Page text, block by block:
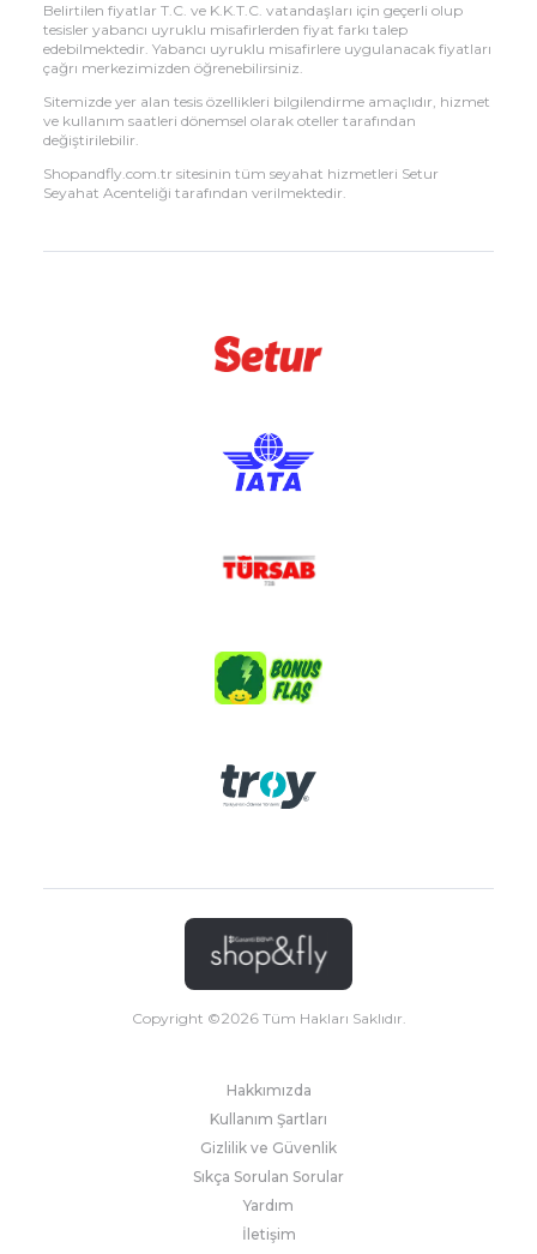
Belirtilen fiyatlar T.C. ve K.K.T.C. vatandaşları için geçerli olup
tesisler yabancı uyruklu misafirlerden fiyat farkı talep
edebilmektedir. Yabancı uyruklu misafirlere uygulanacak fiyatları
çağrı merkezimizden öğrenebilirsiniz.
Sitemizde yer alan tesis özellikleri bilgilendirme amaçlıdır, hizmet
ve kullanım saatleri dönemsel olarak oteller tarafından
değiştirilebilir.
Shopandfly.com.tr sitesinin tüm seyahat hizmetleri Setur
Seyahat Acenteliği tarafından verilmektedir.
Copyright ©2026Tüm Hakları Saklıdır.
Hakkımızda
Kullanım Şartları
Gizlilik ve Güvenlik
Sıkça Sorulan Sorular
Yardım
İletişim